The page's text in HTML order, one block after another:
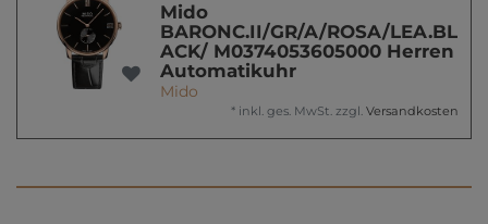
Mido
BARONC.II/GR/A/ROSA/LEA.BL
ACK/ M0374053605000 Herren
Automatikuhr
Mido
* inkl. ges. MwSt. zzgl. Versandkosten